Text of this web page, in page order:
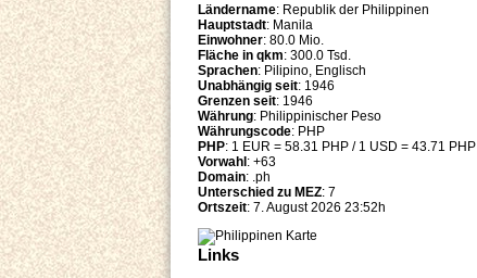
Ländername: Republik der Philippinen
Hauptstadt: Manila
Einwohner: 80.0 Mio.
Fläche in qkm: 300.0 Tsd.
Sprachen: Pilipino, Englisch
Unabhängig seit: 1946
Grenzen seit: 1946
Währung: Philippinischer Peso
Währungscode: PHP
PHP: 1 EUR = 58.31 PHP / 1 USD = 43.71 PHP
Vorwahl: +63
Domain: .ph
Unterschied zu MEZ: 7
Ortszeit: 7. August 2026 23:52h
Links